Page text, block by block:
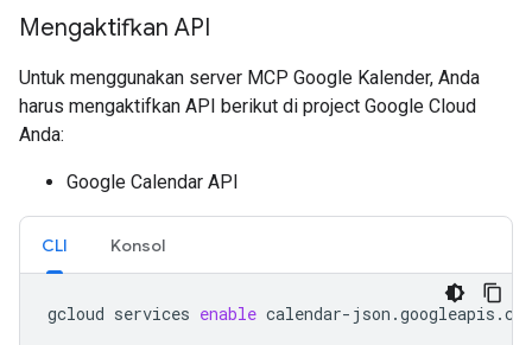
Mengaktifkan API
Untuk menggunakan server MCP Google Kalender, Anda
harus mengaktifkan API berikut di project Google Cloud
Anda:
Google Calendar API
CLI Konsol
gcloud services enable calendar-